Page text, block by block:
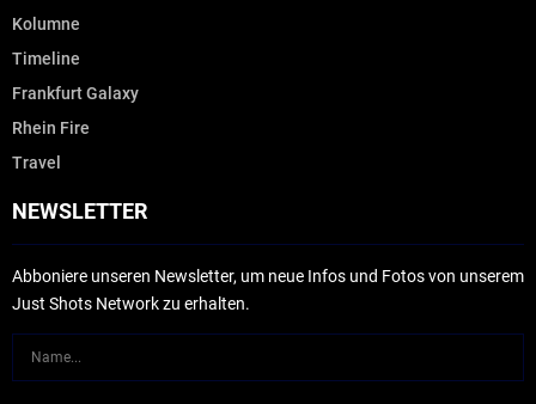
Kolumne
Timeline
Frankfurt Galaxy
Rhein Fire
Travel
NEWSLETTER
Abboniere unseren Newsletter, um neue Infos und Fotos von unserem
Just Shots Network zu erhalten.